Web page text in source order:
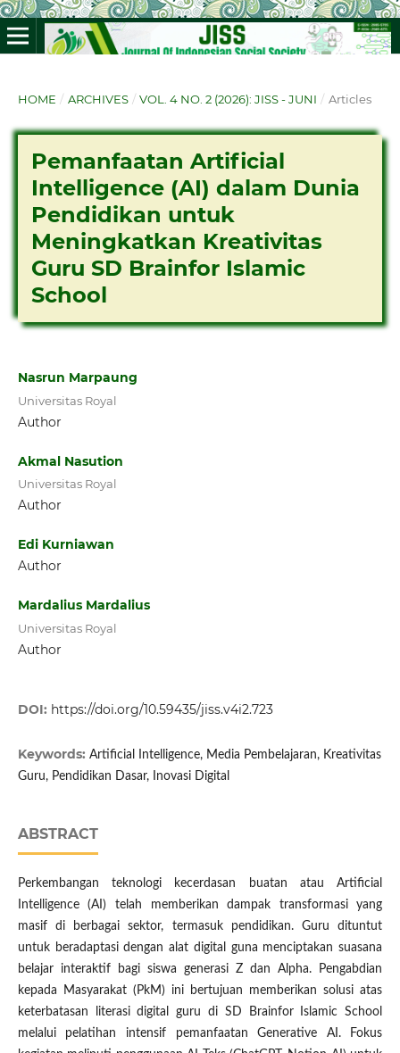
HOME / ARCHIVES / VOL. 4 NO. 2 (2026): JISS - JUNI / Articles
Pemanfaatan Artificial
Intelligence (AI) dalam Dunia
Pendidikan untuk
Meningkatkan Kreativitas
Guru SD Brainfor Islamic
School
Nasrun Marpaung
Universitas Royal
Author
Akmal Nasution
Universitas Royal
Author
Edi Kurniawan
Author
Mardalius Mardalius
Universitas Royal
Author
DOI: https://doi.org/10.59435/jiss.v4i2.723
Keywords: Artificial Intelligence, Media Pembelajaran, Kreativitas
Guru, Pendidikan Dasar, Inovasi Digital
ABSTRACT
Perkembangan teknologi kecerdasan buatan atau Artificial
Intelligence (AI) telah memberikan dampak transformasi yang
masif di berbagai sektor, termasuk pendidikan. Guru dituntut
untuk beradaptasi dengan alat digital guna menciptakan suasana
belajar interaktif bagi siswa generasi Z dan Alpha. Pengabdian
kepada Masyarakat (PkM) ini bertujuan memberikan solusi atas
keterbatasan literasi digital guru di SD Brainfor Islamic School
melalui pelatihan intensif pemanfaatan Generative AI. Fokus